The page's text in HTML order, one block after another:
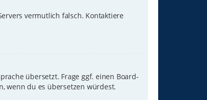
vermutlich falsch. Kontaktiere
übersetzt. Frage ggf. einen Board-
wenn du es übersetzen würdest.